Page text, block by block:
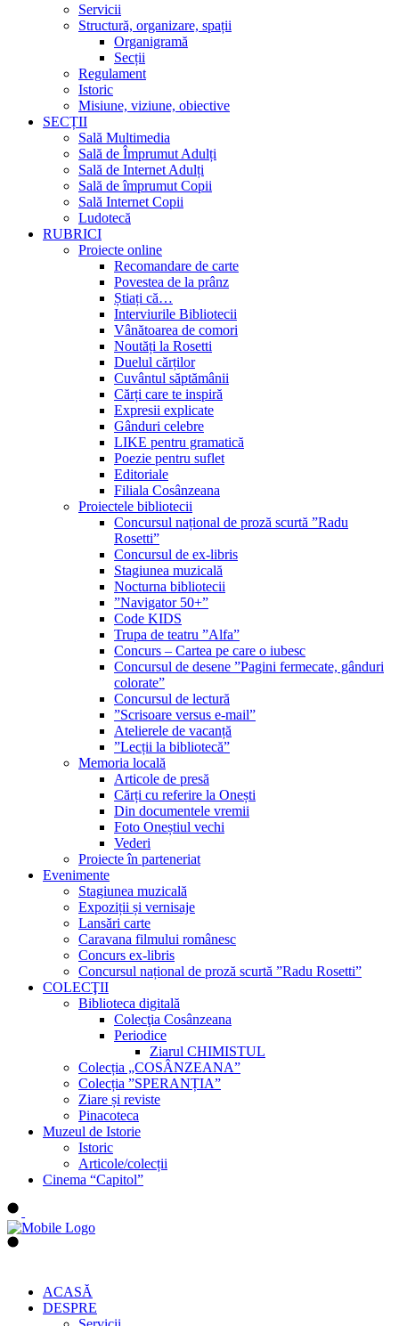
Servicii
Structură, organizare, spații
Organigramă
Secții
Regulament
Istoric
Misiune, viziune, obiective
SECȚII
Sală Multimedia
Sală de Împrumut Adulți
Sală de Internet Adulți
Sală de împrumut Copii
Sală Internet Copii
Ludotecă
RUBRICI
Proiecte online
Recomandare de carte
Povestea de la prânz
Știați că…
Interviurile Bibliotecii
Vânătoarea de comori
Noutăți la Rosetti
Duelul cărților
Cuvântul săptămânii
Cărți care te inspiră
Expresii explicate
Gânduri celebre
LIKE pentru gramatică
Poezie pentru suflet
Editoriale
Filiala Cosânzeana
Proiectele bibliotecii
Concursul național de proză scurtă ”Radu
Rosetti”
Concursul de ex-libris
Stagiunea muzicală
Nocturna bibliotecii
”Navigator 50+”
Code KIDS
Trupa de teatru ”Alfa”
Concurs – Cartea pe care o iubesc
Concursul de desene ”Pagini fermecate, gânduri
colorate”
Concursul de lectură
”Scrisoare versus e-mail”
Atelierele de vacanță
”Lecții la bibliotecă”
Memoria locală
Articole de presă
Cărți cu referire la Onești
Din documentele vremii
Foto Oneștiul vechi
Vederi
Proiecte în parteneriat
Evenimente
Stagiunea muzicală
Expoziții și vernisaje
Lansări carte
Caravana filmului românesc
Concurs ex-libris
Concursul național de proză scurtă ”Radu Rosetti”
COLECŢII
Biblioteca digitală
Colecţia Cosânzeana
Periodice
Ziarul CHIMISTUL
Colecția „COSÂNZEANA”
Colecția ”SPERANȚIA”
Ziare și reviste
Pinacoteca
Muzeul de Istorie
Istoric
Articole/colecții
Cinema “Capitol”
ACASĂ
DESPRE